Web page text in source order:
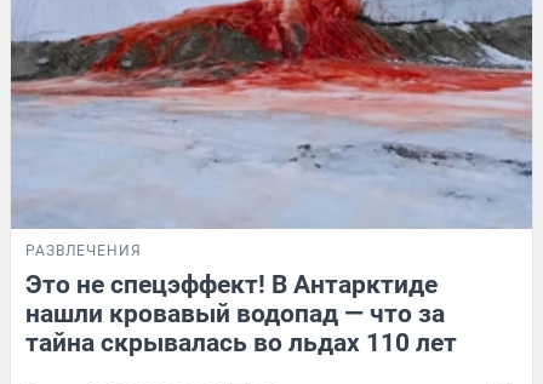
РАЗВЛЕЧЕНИЯ
Это не спецэффект! В Антарктиде
нашли кровавый водопад — что за
тайна скрывалась во льдах 110 лет